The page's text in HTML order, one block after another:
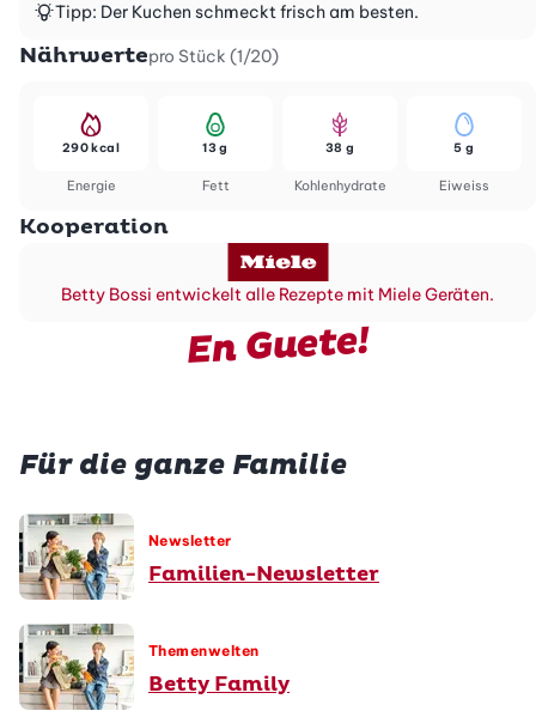
Tipp: Der Kuchen schmeckt frisch am besten.
Nährwertepro Stück (1/20)
Energie
290 kcal
Fett
13 g
Kohlenhydrate
38 g
Eiweiss
5 g
Kooperation
Betty Bossi entwickelt alle Rezepte mit Miele Geräten.
En Guete!
Für die ganze Familie
Newsletter
Familien-Newsletter
Themenwelten
Betty Family